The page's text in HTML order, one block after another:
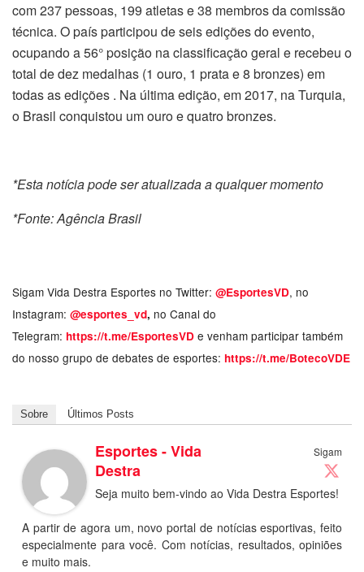
com 237 pessoas, 199 atletas e 38 membros da comissão
técnica. O país participou de seis edições do evento,
ocupando a 56° posição na classificação geral e recebeu o
total de dez medalhas (1 ouro, 1 prata e 8 bronzes) em
todas as edições . Na última edição, em 2017, na Turquia,
o Brasil conquistou um ouro e quatro bronzes.
*Esta notícia pode ser atualizada a qualquer momento
*Fonte: Agência Brasil
Sigam Vida Destra Esportes no Twitter: @EsportesVD, no
Instagram: @esportes_vd, no Canal do
Telegram: https://t.me/EsportesVD e venham participar também
do nosso grupo de debates de esportes: https://t.me/BotecoVDE
Sobre Últimos Posts
Sigam
Esportes - Vida
Destra
Seja muito bem-vindo ao Vida Destra Esportes!
A partir de agora um, novo portal de notícias esportivas, feito
especialmente para você. Com notícias, resultados, opiniões
e muito mais.